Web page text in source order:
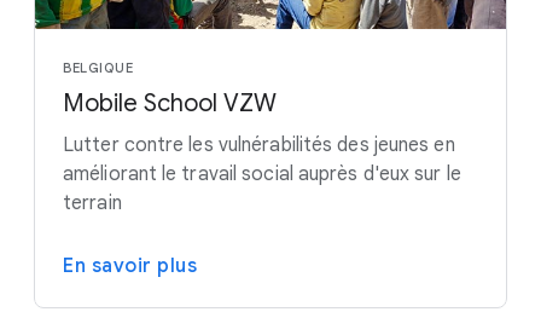
BELGIQUE
Mobile School VZW
Lutter contre les vulnérabilités des jeunes en
améliorant le travail social auprès d'eux sur le
terrain
En savoir plus